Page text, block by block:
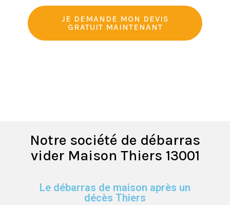
JE DEMANDE MON DEVIS
GRATUIT MAINTENANT
Notre société de débarras
vider Maison Thiers 13001
Le débarras de maison après un
décès Thiers